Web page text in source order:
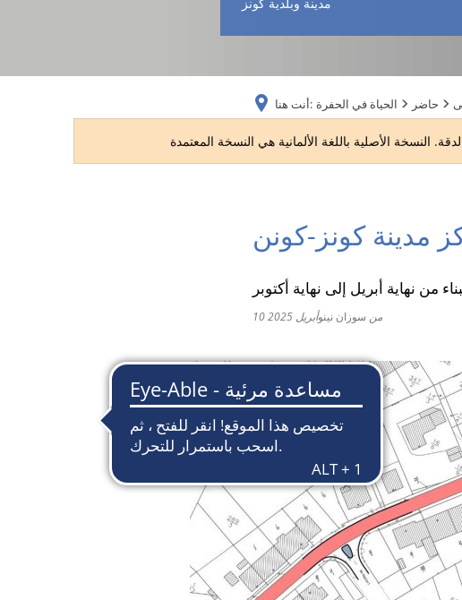
أنت هنا: الحياة في الحفرة حاضر
مدينة كونز-كونن
من نهاية أبريل إلى نهاية أكتوبر
10 أبريل 2025 من سوزان نينو